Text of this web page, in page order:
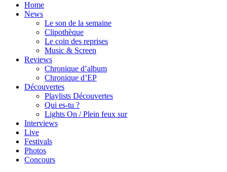
Home
News
Le son de la semaine
Clipothèque
Le coin des reprises
Music & Screen
Reviews
Chronique d’album
Chronique d’EP
Découvertes
Playlists Découvertes
Qui es-tu ?
Lights On / Plein feux sur
Interviews
Live
Festivals
Photos
Concours